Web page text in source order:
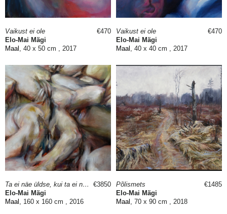
Vaikust ei ole
Elo-Mai Mägi
Maal , 40 x 50 cm , 2017
€470
Vaikust ei ole
Elo-Mai Mägi
Maal , 40 x 40 cm , 2017
€470
Ta ei näe üldse, kui ta ei näe iseennast: Kujund 1.7
Elo-Mai Mägi
Maal , 160 x 160 cm , 2016
€3850
Põlismets
Elo-Mai Mägi
Maal , 70 x 90 cm , 2018
€1485